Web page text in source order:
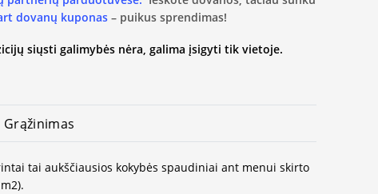
dovanų kuponas – puikus sprendimas!
siųsti galimybės nėra, galima įsigyti tik vietoje.
Grąžinimas
tai aukščiausios kokybės spaudiniai ant menui skirto